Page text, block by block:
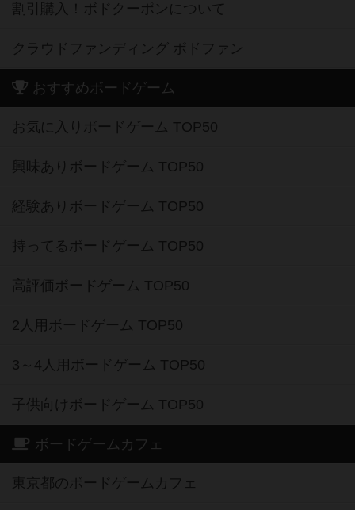
割引購入！ボドクーポンについて
クラウドファンディング ボドファン
おすすめボードゲーム
お気に入りボードゲーム TOP50
興味ありボードゲーム TOP50
経験ありボードゲーム TOP50
持ってるボードゲーム TOP50
高評価ボードゲーム TOP50
2人用ボードゲーム TOP50
3～4人用ボードゲーム TOP50
子供向けボードゲーム TOP50
ボードゲームカフェ
東京都のボードゲームカフェ